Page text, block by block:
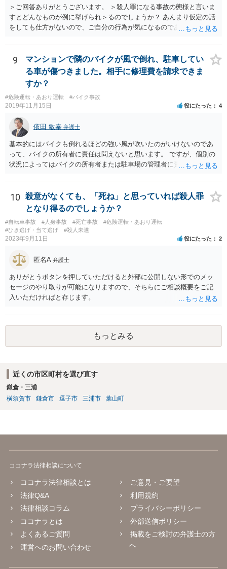
す。 •あなたとしては、保険会社側の調査結果や認識の根拠資料の提供
を保険会社側に求める等して、検察側にしっかりと説明できるように
しておきたいところです。場合によっては、あなた側の見解を適切に
ます（これらのことを自分で行うことが難しい場合には、お住まいの
地域等の弁護士に依頼し、弁護活動を行ってもらうことも考えられま
す）。 •あなだが加入している保険会社に弁護士費用特約が付いている
か確認しておきましょう。 •仮に刑事事件で不起訴になったとしても、
保険会社があくまで過失ゼロを主張し、何らの賠償もなされない場
合、今回の事故の相手からあなたに対し、民事で損害賠償請求訴訟の
提起がなされる可能性があります。そのときには、民事事件の対応を
弁護士に相談•依頼する必要が出てくるかもしれません。 •いずれにし
ても、この掲示板の守備範囲を超えているご相談と思われますので、
ご心配であれば、お住まいの地域等の弁護士に直接アポをとり、相談
なさってみることをご検討下さい。
＞ご回答ありがとうございます。 ＞殺人罪になる事故の態様と言いま
すとどんなものが例に挙げられ＞るのでしょうか？ あんまり仮定の話
をしても仕方がないので、ご自分の行為が気になるのであれば、何を
か、直接弁護士に相談に行くかしたほうがいいと思います。 殺人罪に
なりうる事故の態様だと、自転車が改造自転車か何かで時速１００キ
ロや１５０キロくらい出していれば殺人罪の実行行為性は認められる
と思いますので、殺人罪が成立しえますが・・・ 思いつく限りの例を
全て挙げるのは不可能ではあります。 ＞私は決して人を殺そうと思っ
て危険な運転をしたわけではありま＞せん。 殺人罪の故意は、「自分
の危険な運転で誰か人が死んでも構わない」くらいで成立します。そ
して自分でそう思っていなくても、客観的に人が死んでもおかしくな
い危険行為を、危険だと知っていてやると故意は認められてしまう可
能性が高いです。人を殺そうという意欲までは不要です。
9
マンションで隣のバイクが風で倒れ、駐車してい
る車が傷つきました。相手に修理費を請求できま
すか？
#危険運転・あおり運転 #バイク事故
2019年11月15日 役にたった 4
依田 敏泰 弁護士
基本的にはバイクも倒れるほどの強い風が吹いたのがいけないのであ
って、バイクの所有者に責任は問えないと思います。 ですが、個別の
状況によってはバイクの所有者または駐車場の管理者に責任を問うこ
来、バイクを止めるべき場所に止められていなかった場合です。バイ
クが風にあおられて車に倒れ込んでくるようであれば、車とバイクの
止まっていた位置はあまり離れていなかったと思われ、車に乗り降り
するためにも支障がある程度にしか離れていなかったものと思われま
す。そもそもそのような車の乗り降りに支障が生ずるような位置にバ
イクが止めるべき場所になっていたのでしょうか。バイクを止めるべ
責任を問える余地があると思います。 また、バイクが止まっていた場
所は指定された場所であり、バイクが止められていたことに問題がな
いのだとしたらバイクの所有者に責任は問えませんが、駐車場の配
置、レイアウトを設計した者に責任があるともいえ、このような接触
を引き起こしかねない状況の配置のままに放置をしていた駐車場管理
いうことです。
10
殺意がなくても、「死ね」と思っていれば殺人罪
となり得るのでしょうか？
#自転車事故 #人身事故 #死亡事故
#危険運転・あおり運転
#ひき逃げ・当て逃げ
#殺人未遂
2023年9月11日 役にたった 2
匿名A 弁護士
ありがとうボタンを押していただけると外部に公開しない形でのメッ
セージのやり取りが可能になりますので、そちらにご相談概要をご記
入いただければと存じます。
もっとみる
近くの市区町村を選び直す
鎌倉・三浦
横須賀市
鎌倉市 逗子市 三浦市 葉山町
ココナラ法律相談について
ココナラ法律相談とは
法律Q&A
法律相談コラム
ココナラとは
よくあるご質問
運営へのお問い合わせ
ご意見・ご要望
利用規約
プライバシーポリシー
外部送信ポリシー
掲載をご検討の弁護士の方
へ